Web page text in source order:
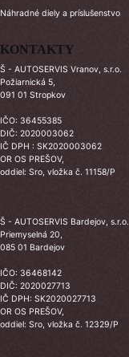
Náhradné diely a príslušenstvo
KONTAKTY
Š - AUTOSERVIS Vranov, s.r.o.
Požiarnická 5,
091 01 Stropkov
IČO: 36455385
DIČ: 2020003062
IČ DPH : SK2020003062
OR OS PREŠOV,
oddiel: Sro, vložka č. 11158/P
Š - AUTOSERVIS Bardejov, s.r.o.
Priemyselná 20,
085 01 Bardejov
IČO: 36468142
DIČ: 2020027713
IČ DPH: SK2020027713
OR OS PREŠOV,
oddiel: Sro, vložka č. 12329/P